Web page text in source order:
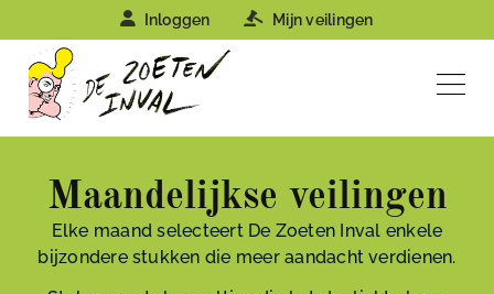
Inloggen Mijn veilingen
Maandelijkse veilingen
Elke maand selecteert De Zoeten Inval enkele
bijzondere stukken die meer aandacht verdienen.